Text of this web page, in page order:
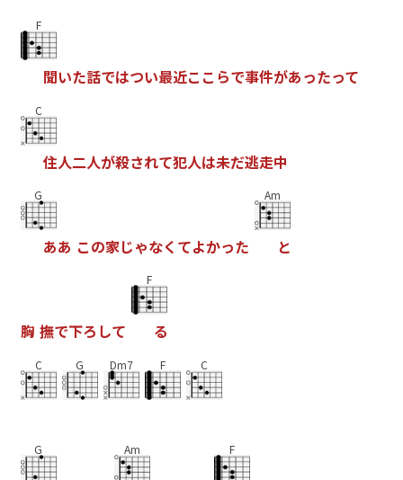
F
聞いた話ではつい最近こ こ らで事件があったって
C
住人二人が殺されて犯人は未だ逃走中
G
ああ この家じゃなく てよかった
Am
と
胸 撫で下ろ して
F
る
C G Dm7 F C
G Am F